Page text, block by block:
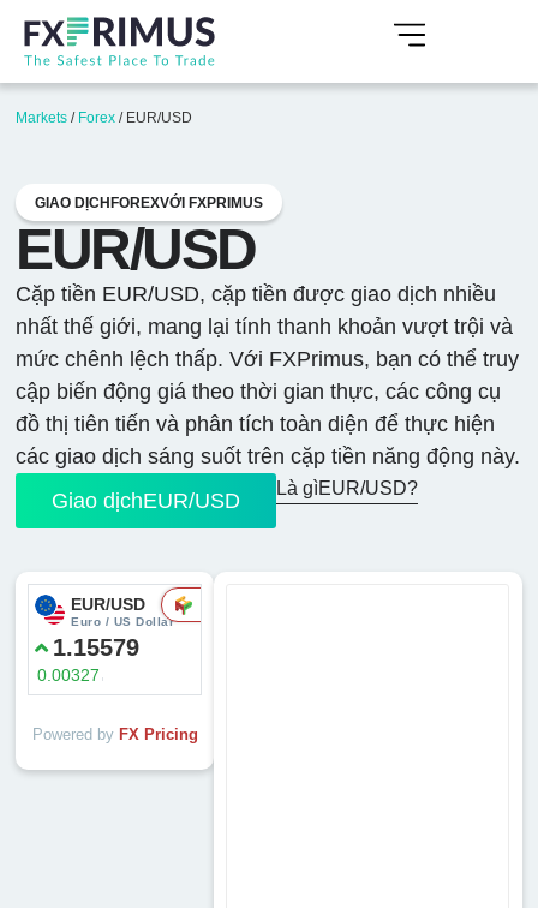
GIAO DỊCHFOREXVỚI FXPRIMUS
EUR/USD
Cặp tiền EUR/USD, cặp tiền được giao dịch nhiều
nhất thế giới, mang lại tính thanh khoản vượt trội và
mức chênh lệch thấp. Với FXPrimus, bạn có thể truy
cập biến động giá theo thời gian thực, các công cụ
đồ thị tiên tiến và phân tích toàn diện để thực hiện
các giao dịch sáng suốt trên cặp tiền năng động này.
Giao dịchEUR/USD
Là gìEUR/USD?
Powered by FX Pricing
Markets / Forex / EUR/USD